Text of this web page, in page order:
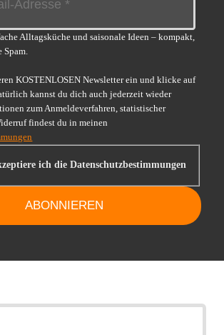
Alltagsküche und saisonale Ideen – kompakt,
Spam.
KOSTENLOSEN Newsletter ein und klicke auf
kannst du dich auch jederzeit wieder
zum Anmeldeverfahren, statistischer
findest du in meinen
ich die Datenschutzbestimmungen